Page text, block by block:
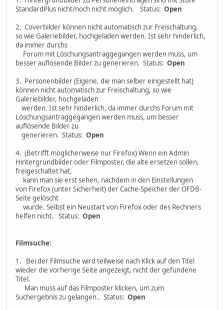
StandardPlus nicht/noch nicht möglich. Status: Open
2. Coverbilder können nicht automatisch zur Freischaltung,
so wie Galeriebilder, hochgeladen werden. Ist sehr hinderlich,
da immer durchs
Forum mit Löschungsantraggegangen werden muss, um
besser auflösende Bilder zu generieren. Status: Open
3. Personenbilder (Eigene, die man selber eingestellt hat)
können nicht automatisch zur Freischaltung, so wie
Galeriebilder, hochgeladen
werden. Ist sehr hinderlich, da immer durchs Forum mit
Löschungsantraggegangen werden muss, um besser
auflösende Bilder zu
generieren. Status: Open
4. (Betrifft möglicherweise nur Firefox) Wenn ein Admin
Hintergrundbilder oder Filmposter, die alte ersetzen sollen,
freigeschaltet hat,
kann man sie erst sehen, nachdem in den Einstellungen
von Firefox (unter Sicherheit) der Cache-Speicher der OFDB-
Seite gelöscht
wurde. Selbst ein Neustart von Firefox oder des Rechners
helfen nicht. Status: Open
Filmsuche:
1. Bei der Filmsuche wird teilweise nach Klick auf den Titel
wieder die vorherige Seite angezeigt, nicht der gefundene
Titel.
Man muss auf das Filmposter klicken, um zum
Suchergebnis zu gelangen.. Status: Open